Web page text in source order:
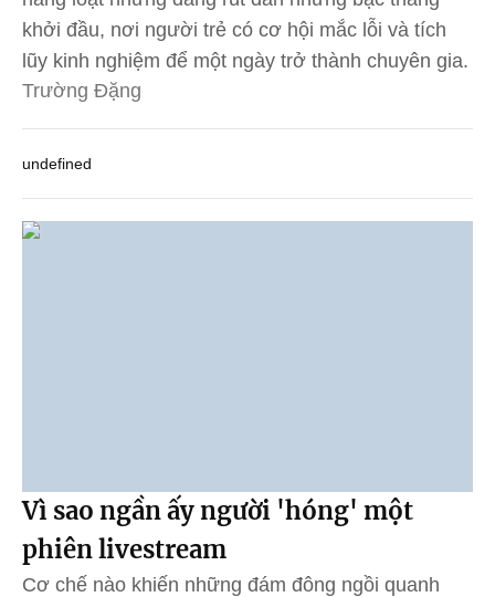
khởi đầu, nơi người trẻ có cơ hội mắc lỗi và tích
lũy kinh nghiệm để một ngày trở thành chuyên gia.
Trường Đặng
undefined
Vì sao ngần ấy người 'hóng' một
phiên livestream
Cơ chế nào khiến những đám đông ngồi quanh